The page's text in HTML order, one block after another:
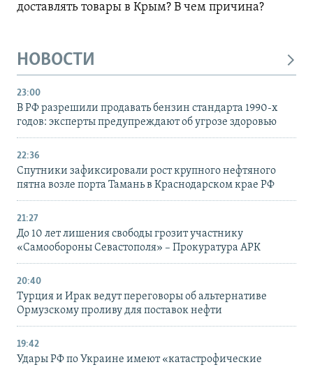
доставлять товары в Крым? В чем причина?
НОВОСТИ
23:00
В РФ разрешили продавать бензин стандарта 1990-х
годов: эксперты предупреждают об угрозе здоровью
22:36
Спутники зафиксировали рост крупного нефтяного
пятна возле порта Тамань в Краснодарском крае РФ
21:27
До 10 лет лишения свободы грозит участнику
«Самообороны Севастополя» – Прокуратура АРК
20:40
Турция и Ирак ведут переговоры об альтернативе
Ормузскому проливу для поставок нефти
19:42
Удары РФ по Украине имеют «катастрофические